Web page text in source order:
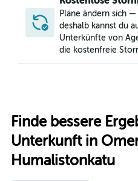
Pläne ändern sich
deshalb kannst du
Unterkünfte von
die kostenfreie
Finde bessere
Unterkunft in
Humalistonkatu